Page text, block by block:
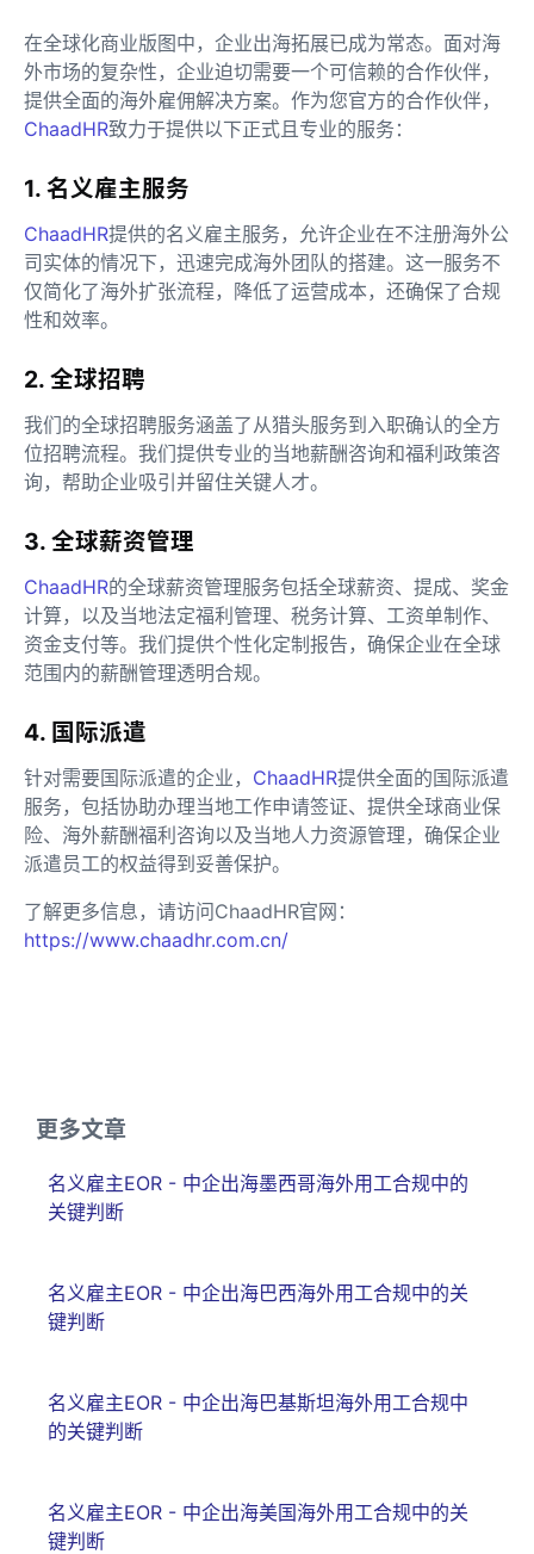
在全球化商业版图中，企业出海拓展已成为常态。面对海
外市场的复杂性，企业迫切需要一个可信赖的合作伙伴，
提供全面的海外雇佣解决方案。作为您官方的合作伙伴，
ChaadHR致力于提供以下正式且专业的服务：
1. 名义雇主服务
ChaadHR提供的名义雇主服务，允许企业在不注册海外公
司实体的情况下，迅速完成海外团队的搭建。这一服务不
仅简化了海外扩张流程，降低了运营成本，还确保了合规
性和效率。
2. 全球招聘
我们的全球招聘服务涵盖了从猎头服务到入职确认的全方
位招聘流程。我们提供专业的当地薪酬咨询和福利政策咨
询，帮助企业吸引并留住关键人才。
3. 全球薪资管理
ChaadHR的全球薪资管理服务包括全球薪资、提成、奖金
计算，以及当地法定福利管理、税务计算、工资单制作、
资金支付等。我们提供个性化定制报告，确保企业在全球
范围内的薪酬管理透明合规。
4. 国际派遣
针对需要国际派遣的企业， ChaadHR提供全面的国际派遣
服务，包括协助办理当地工作申请签证、提供全球商业保
险、海外薪酬福利咨询以及当地人力资源管理，确保企业
派遣员工的权益得到妥善保护。
了解更多信息，请访问ChaadHR官网：
https://www.chaadhr.com.cn/
更多文章
名义雇主EOR - 中企出海墨西哥海外用工合规中的
关键判断
名义雇主EOR - 中企出海巴西海外用工合规中的关
键判断
名义雇主EOR - 中企出海巴基斯坦海外用工合规中
的关键判断
名义雇主EOR - 中企出海美国海外用工合规中的关
键判断